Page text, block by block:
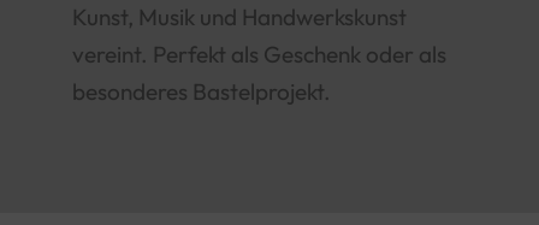
Kunst, Musik und Handwerkskunst
vereint. Perfekt als Geschenk oder als
besonderes Bastelprojekt.